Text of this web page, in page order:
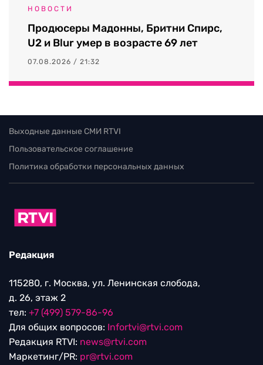
НОВОСТИ
Продюсеры Мадонны, Бритни Спирс,
U2 и Blur умер в возрасте 69 лет
07.08.2026 / 21:32
Выходные данные СМИ RTVI
Пользовательское соглашение
Политика обработки персональных данных
Редакция
115280, г. Москва, ул. Ленинская слобода,
д. 26, этаж 2
тел: +7 (499) 579-86-96
Для общих вопросов: Infortvi@rtvi.com
Редакция RTVI: news@rtvi.com
Маркетинг/PR: pr@rtvi.com